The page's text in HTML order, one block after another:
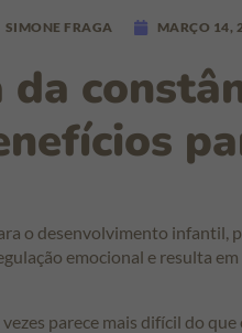
SIMONE FRAGA MARÇO 14,
o desenvolvimento infantil,
emocional e resulta
parece mais difícil do que